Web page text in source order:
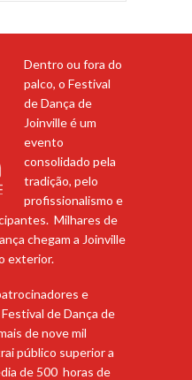
Dentro ou fora do
palco, o Festival
de Dança de
Joinville é um
evento
consolidado pela
tradição, pelo
profissionalismo e
Milhares de
chegam a Joinville
exterior.
e
de Dança de
de nove mil
público superior a
de 500 horas de